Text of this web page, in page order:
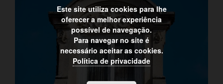
Este site utiliza cookies para lhe
oferecer a melhor experiência
possível de navegação.
Para navegar no site é
necessário aceitar as cookies.
Política de privacidade